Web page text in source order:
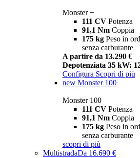
Monster +
111 CV Potenza
91,1 Nm Coppia
175 kg Peso in
senza carburante
A partire da 13.290 €
Depotenziata 35 kW:
Configura Scopri di più
new Monster 100
Monster 100
111 CV Potenza
91,1 Nm Coppia
175 kg Peso in
senza carburante
scopri di più
MultistradaDa 16.690 €